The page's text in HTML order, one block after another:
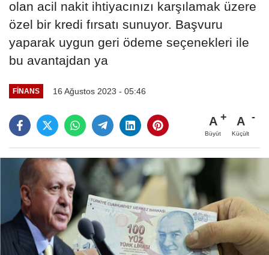
olan acil nakit ihtiyacınızı karşılamak üzere
özel bir kredi fırsatı sunuyor. Başvuru
yaparak uygun geri ödeme seçenekleri ile
bu avantajdan ya
FINANS 16 Ağustos 2023 - 05:46
A
Büyüt
A
Küçült